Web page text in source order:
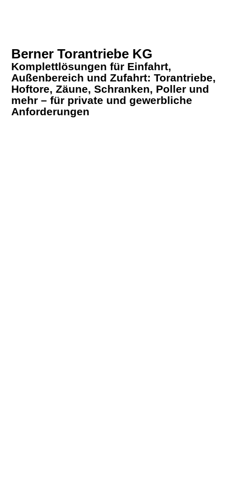
Berner Torantriebe KG
Komplettlösungen für Einfahrt,
Außenbereich und Zufahrt: Torantriebe,
Hoftore, Zäune, Schranken, Poller und
mehr – für private und gewerbliche
Anforderungen